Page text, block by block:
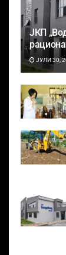
ЈКП
ЈУЛИ 30,